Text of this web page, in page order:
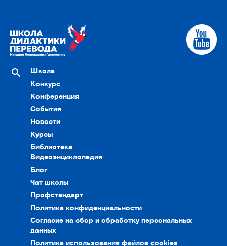
Школа
Конкурс
Конференция
События
Новости
Курсы
Библиотека
Видеоэнциклопедия
Блог
Чат школы
Профстандарт
Политика конфиденциальности
Согласие на сбор и обработку персональных
данных
Политика использования файлов cookies